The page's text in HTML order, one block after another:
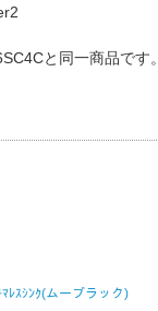
と同一商品です。
ﾏﾚｽｼﾝｸ(ムーブラック)